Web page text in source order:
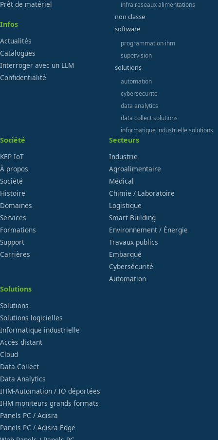
Prêt de matériel
Infos
Actualités
Catalogues
Interroger avec un LLM
Confidentialité
infra reseaux alimentations
non classe
software
programmation ihm
supervision
solutions
automation
cybersecurite
data analytics
data collect solutions
informatique industrielle solutions
Société
KEP IoT
À propos
Société
Histoire
Domaines
Services
Formations
Support
Carrières
Secteurs
Industrie
Agroalimentaire
Médical
Chimie / Laboratoire
Logistique
Smart Building
Environnement / Énergie
Travaux publics
Embarqué
Cybersécurité
Automation
Solutions
Solutions
Solutions logicielles
Informatique industrielle
Accès distant
Cloud
Data Collect
Data Analytics
IHM-Automation / IO déportées
IHM moniteurs grands formats
Panels PC / Adisra
Panels PC / Adisra Edge